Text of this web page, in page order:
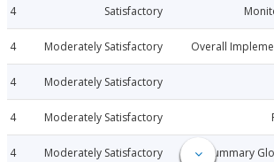
Satisfactory
2015-06-14
Overall
Moderately Satisfactory
2015-06-14
Moderately Satisfactory
2015-06-14
Moderately Satisfactory
2015-06-14
Moderately Satisfactory
2015-06-14